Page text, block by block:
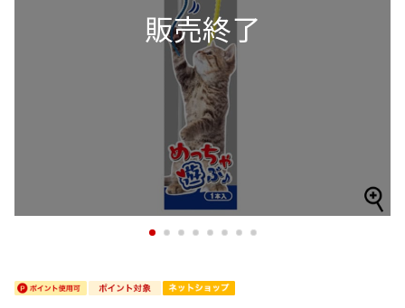
1 2 3 4 5 6 7 8